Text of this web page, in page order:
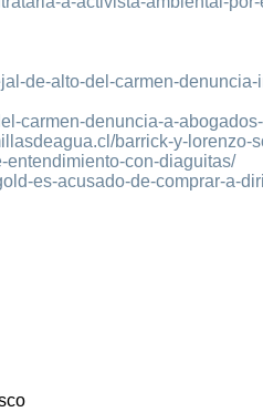
de-alto-del-carmen-
carmen-denuncia-a-
barrick-y-lorenzo-
entendimiento-con-diaguitas/
es-acusado-de-comprar-a-